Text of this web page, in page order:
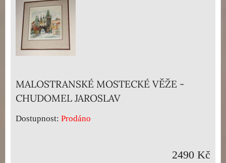
MALOSTRANSKÉ MOSTECKÉ VĚŽE -
CHUDOMEL JAROSLAV
Dostupnost: Prodáno
2490 Kč